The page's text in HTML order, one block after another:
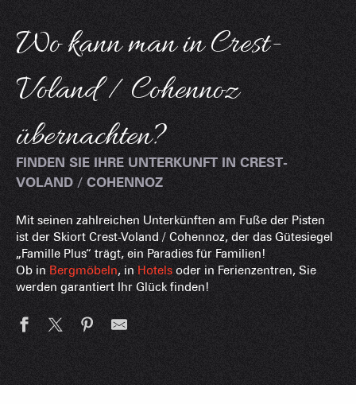
Wo kann man in Crest-
Voland / Cohennoz
übernachten?
FINDEN SIE IHRE UNTERKUNFT IN CREST-
VOLAND / COHENNOZ
Mit seinen zahlreichen Unterkünften am Fuße der Pisten
ist der Skiort Crest-Voland / Cohennoz, der das Gütesiegel
„Famille Plus“ trägt, ein Paradies für Familien!
Ob in Bergmöbeln, in Hotels oder in Ferienzentren, Sie
werden garantiert Ihr Glück finden!